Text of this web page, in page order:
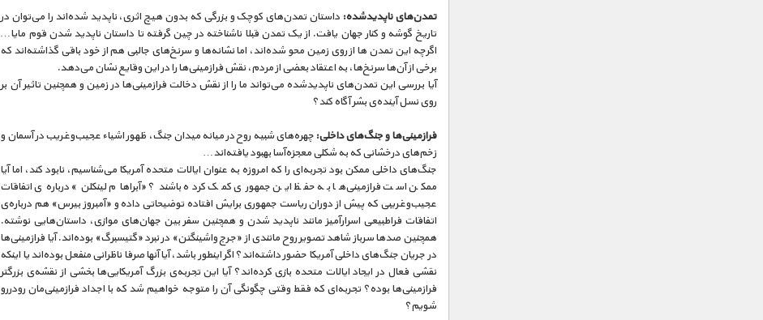
تمدن‌های ناپدیدشده:داستان‌ تمدن‌های کوچک و بزرگی که بدون هیچ اثری، ناپدید شده‌اند را می‌توان در
تاریخ گوشه و کنار جهان یافت. از یک تمدن قبلا ناشناخته در چین گرفته تا داستان ناپدید شدن قوم مایا…
اگرچه این تمدن ها از روی زمین محو شده‌اند، اما نشانه‌ها و سرنخ‌های جالبی هم از خود باقی گذاشته‌اند که
برخی از آن‌ها سرنخ‌ها، به اعتقاد بعضی از مردم، نقش فرازمینی‌ها را در این وقایع نشان می‌دهد.
آیا بررسی این تمدن‌های ناپدیدشده می‌تواند ما را از نقش دخالت فرازمینی‌ها در زمین و همچنین تاثیر آن بر
روی نسل آینده‌ی بشر آگاه کند؟
فرازمینی‌ها و جنگ‌های داخلی:چهره‌های شبیه روح در میانه میدان جنگ، ظهور اشیاء عجیب‌وغریب در آسمان و
زخم‌های درخشانی که به شکلی معجزه‌آسا بهبود یافته‌اند…
جنگ‌های داخلی ممکن بود تجربه‌ای را که امروزه به عنوان ایالات متحده آمریکا می‌شناسیم، نابود کند، اما آیا
ممکن است فرازمینی‌ها به حفظ این جمهوری کمک کرده باشند؟ «آبراهام لینکلن» درباره‌ی اتفاقات
عجیب‌وغریبی که پیش از دوران ریاست جمهوری برایش افتاده توضیحاتی داده و «آمبروز بیرس» هم درباره‌ی
اتفاقات فراطبیعی اسرارآمیز مانند ناپدید شدن و همچنین سفر بین جهان‌های موازی، داستان‌هایی نوشته.
همچنین صدها سرباز شاهد تصویر روح مانندی از «جرج واشینگتن» در نبرد «گتیسبرگ» بوده‌اند. آیا فرازمینی‌ها
در جریان جنگ‌های داخلی آمریکا حضور داشته‌اند؟ اگر اینطور باشد، آیا آنها صرفا ناظرانی منفعل بوده‌اند یا اینکه
نقشی فعال در ایجاد ایالات متحده بازی کرده‌اند؟ آیا این تجربه‌ی بزرگ آمریکایی‌ها بخشی از نقشه‌ی بزرگتر
فرازمینی‌ها بوده؟ تجربه‌ای که فقط وقتی چگونگی آن را متوجه خواهیم شد که با اجداد فرازمینی‌مان رودررو
شویم؟